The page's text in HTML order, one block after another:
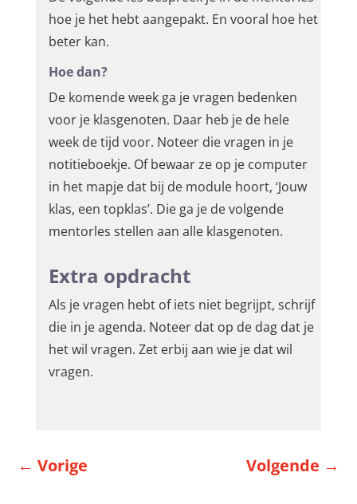
hoe je het hebt aangepakt. En vooral hoe het
beter kan.
Hoe dan?
De komende week ga je vragen bedenken
voor je klasgenoten. Daar heb je de hele
week de tijd voor. Noteer die vragen in je
notitieboekje. Of bewaar ze op je computer
in het mapje dat bij de module hoort, ‘Jouw
klas, een topklas’. Die ga je de volgende
mentorles stellen aan alle klasgenoten.
Extra opdracht
Als je vragen hebt of iets niet begrijpt, schrijf
die in je agenda. Noteer dat op de dag dat je
het wil vragen. Zet erbij aan wie je dat wil
vragen.
←Vorige Volgende →